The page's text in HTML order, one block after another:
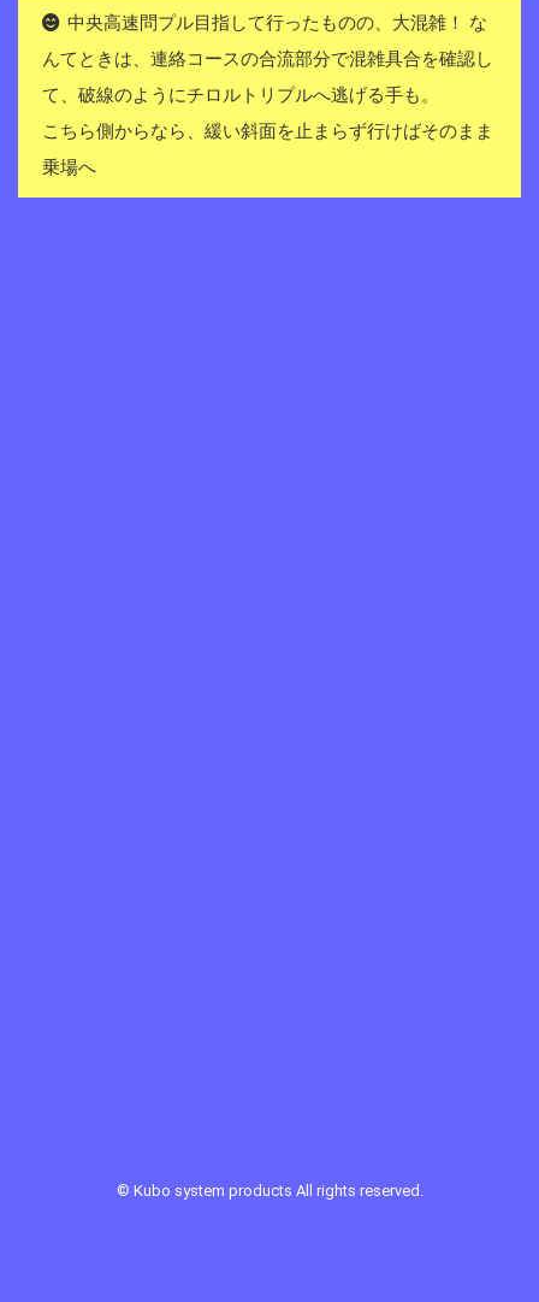
中央高速問プル目指して行ったものの、大混雑！ な
んてときは、連絡コースの合流部分で混雑具合を確認し
て、破線のようにチロルトリプルへ逃げる手も。
こちら側からなら、緩い斜面を止まらず行けばそのまま
乗場へ
© Kubo system products All rights reserved.